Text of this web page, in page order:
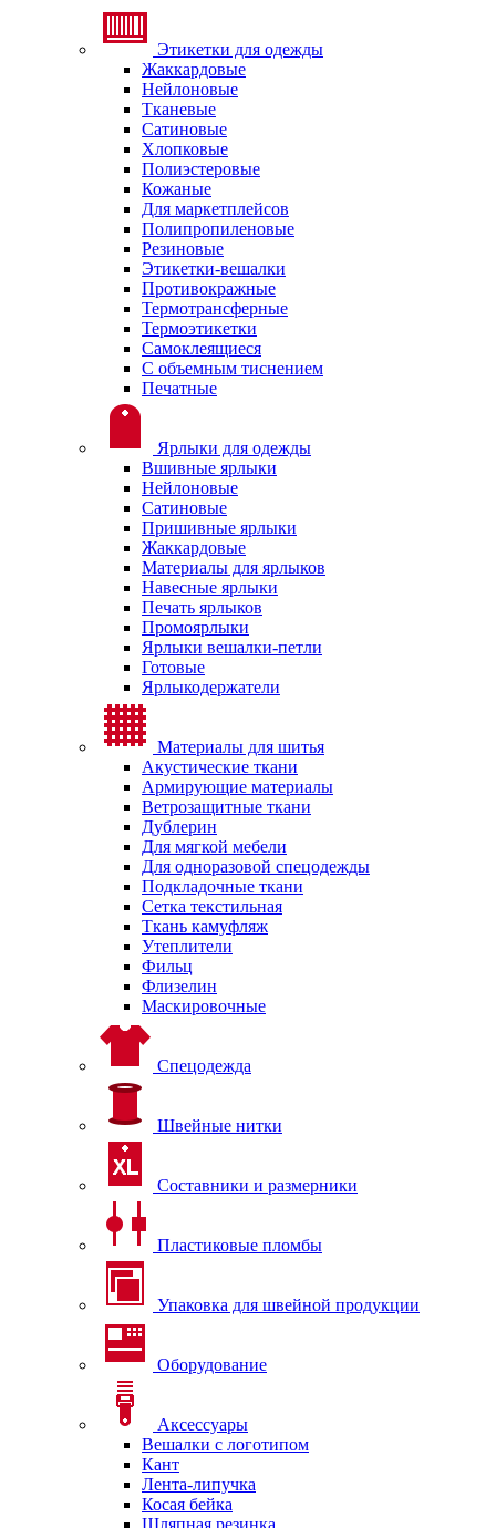
Этикетки для одежды
Жаккардовые
Нейлоновые
Тканевые
Сатиновые
Хлопковые
Полиэстеровые
Кожаные
Для маркетплейсов
Полипропиленовые
Резиновые
Этикетки-вешалки
Противокражные
Термотрансферные
Термоэтикетки
Самоклеящиеся
С объемным тиснением
Печатные
Ярлыки для одежды
Вшивные ярлыки
Нейлоновые
Сатиновые
Пришивные ярлыки
Жаккардовые
Материалы для ярлыков
Навесные ярлыки
Печать ярлыков
Промоярлыки
Ярлыки вешалки-петли
Готовые
Ярлыкодержатели
Материалы для шитья
Акустические ткани
Армирующие материалы
Ветрозащитные ткани
Дублерин
Для мягкой мебели
Для одноразовой спецодежды
Подкладочные ткани
Сетка текстильная
Ткань камуфляж
Утеплители
Фильц
Флизелин
Маскировочные
Спецодежда
Швейные нитки
Составники и размерники
Пластиковые пломбы
Упаковка для швейной продукции
Оборудование
Аксессуары
Вешалки с логотипом
Кант
Лента-липучка
Косая бейка
Шляпная резинка